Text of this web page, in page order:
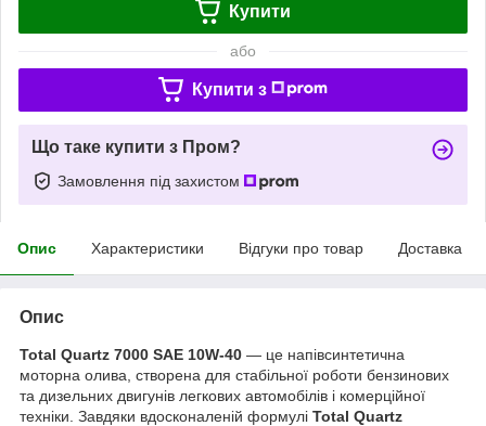
Купити
або
Купити з
Що таке купити з Пром?
Замовлення під захистом
Опис Характеристики Відгуки про товар Доставка
Опис
Total Quartz 7000 SAE 10W-40 — це напівсинтетична
моторна олива, створена для стабільної роботи бензинових
та дизельних двигунів легкових автомобілів і комерційної
техніки. Завдяки вдосконаленій формулі Total Quartz